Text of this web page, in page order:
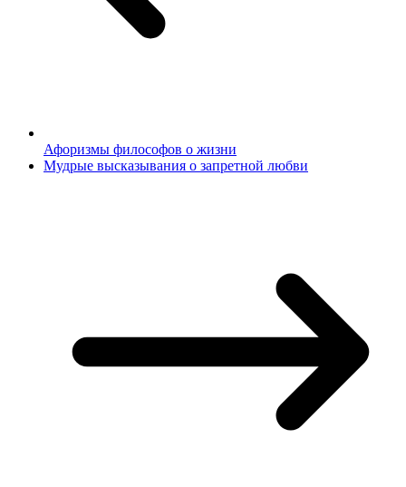
Афоризмы философов о жизни
Мудрые высказывания о запретной любви